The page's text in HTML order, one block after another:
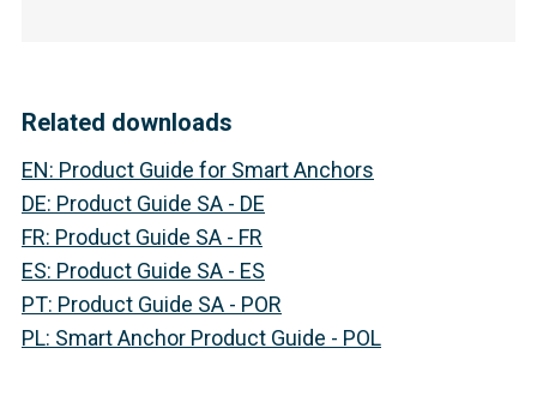
Related downloads
EN: Product Guide for Smart Anchors
DE: Product Guide SA - DE
FR: Product Guide SA - FR
ES: Product Guide SA - ES
PT: Product Guide SA - POR
PL: Smart Anchor Product Guide - POL